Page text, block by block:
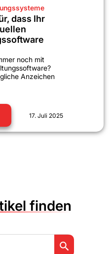
dass Ihr
noch mit
Anzeichen
17. Juli 2025
finden
Search Button